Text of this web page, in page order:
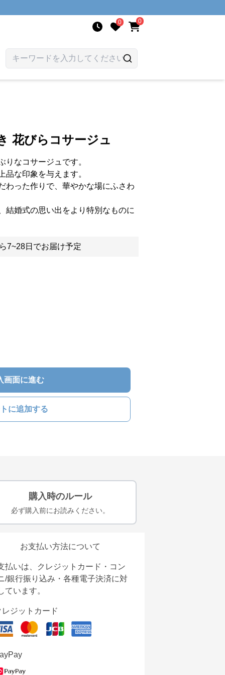
0 0
花びらコサージュ
りなコサージュです。
品な印象を与えます。
わった作りで、華やかな場にふさわ
結婚式の思い出をより特別なものに
7~28日でお届け予定
画面に進む
に追加する
購入時のルール
必ず購入前にお読みください。
お支払い方法について
払いは、クレジットカード・コン
/銀行振り込み・各種電子決済に対
ています。
レジットカード